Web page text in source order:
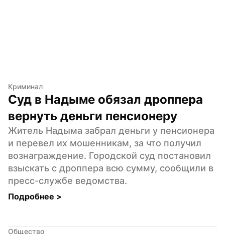
Криминал
Суд в Надыме обязал дроппера
вернуть деньги пенсионеру
Житель Надыма забрал деньги у пенсионера
и перевел их мошенникам, за что получил
вознаграждение. Городской суд постановил
взыскать с дроппера всю сумму, сообщили в
пресс-службе ведомства.
Подробнее >
Общество